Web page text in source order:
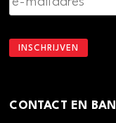
CONTACT EN